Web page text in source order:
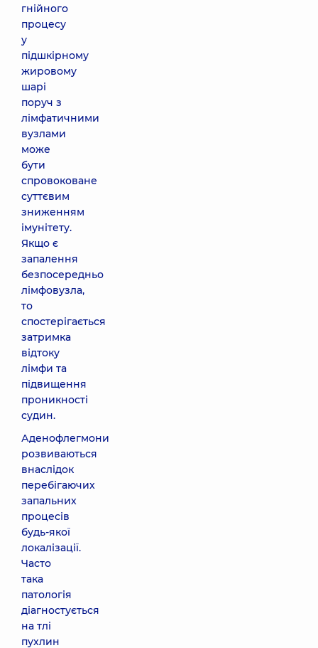
гнійного
процесу
у
підшкірному
жировому
шарі
поруч з
лімфатичними
вузлами
може
бути
спровоковане
суттєвим
зниженням
імунітету.
Якщо є
запалення
безпосередньо
лімфовузла,
то
спостерігається
затримка
відтоку
лімфи та
підвищення
проникності
судин.
Аденофлегмони
розвиваються
внаслідок
перебігаючих
запальних
процесів
будь-якої
локалізації.
Часто
така
патологія
діагностується
на тлі
пухлин